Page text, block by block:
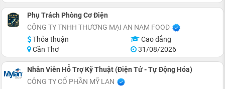
Phụ Trách Phòng Cơ Điện
CÔNG TY TNHH THƯƠNG MẠI AN NAM FOOD
Thỏa thuận
Cao đẳng
Cần Thơ
31/08/2026
Nhân Viên Hỗ Trợ Kỹ Thuật (Điện Tử - Tự Động Hóa)
CÔNG TY CỔ PHẦN MỸ LAN